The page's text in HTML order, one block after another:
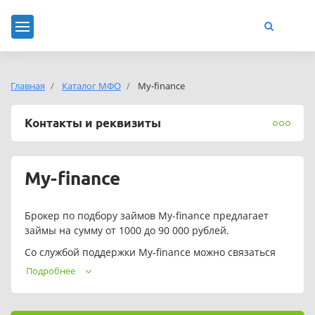
Главная Каталог МФО My-finance
Контакты и реквизиты
My-finance
Брокер по подбору займов My-finance предлагает
займы на сумму от 1000 до 90 000 рублей.
Со службой поддержки My-finance можно связаться
двумя способами:
Подробнее